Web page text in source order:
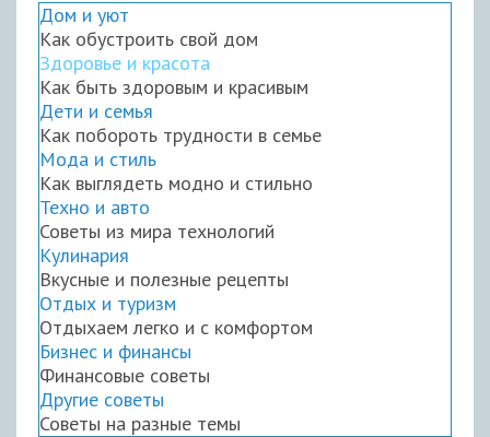
Дом и уют
Как обустроить свой дом
Здоровье и красота
Как быть здоровым и красивым
Дети и семья
Как побороть трудности в семье
Мода и стиль
Как выглядеть модно и стильно
Техно и авто
Советы из мира технологий
Кулинария
Вкусные и полезные рецепты
Отдых и туризм
Отдыхаем легко и с комфортом
Бизнес и финансы
Финансовые советы
Другие советы
Советы на разные темы